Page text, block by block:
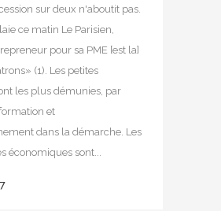
sur deux n'aboutit pas.
ce matin Le Parisien,
pour sa PME [est la]
(1). Les petites
les plus démunies, par
et
dans la démarche. Les
économiques sont...